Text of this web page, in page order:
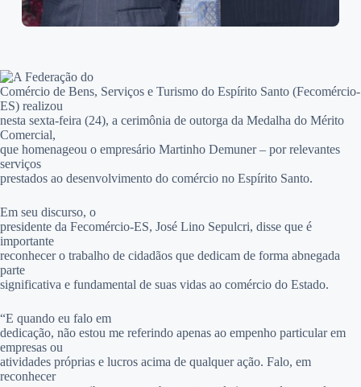
A Federação do
Comércio de Bens, Serviços e Turismo do Espírito Santo (Fecomércio-
ES) realizou
nesta sexta-feira (24), a cerimônia de outorga da Medalha do Mérito
Comercial,
que homenageou o empresário Martinho Demuner – por relevantes
serviços
prestados ao desenvolvimento do comércio no Espírito Santo.
Em seu discurso, o
presidente da Fecomércio-ES, José Lino Sepulcri, disse que é
importante
reconhecer o trabalho de cidadãos que dedicam de forma abnegada
parte
significativa e fundamental de suas vidas ao comércio do Estado.
“E quando eu falo em
dedicação, não estou me referindo apenas ao empenho particular em
empresas ou
atividades próprias e lucros acima de qualquer ação. Falo, em
reconhecer